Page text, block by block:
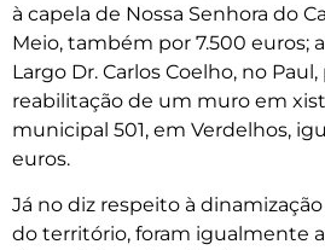
à capela de Nossa Senhora do
Meio, também por 7.500 euros;
Largo Dr. Carlos Coelho, no
reabilitação de um muro em
municipal 501, em Verdelhos,
euros.
Já no diz respeito à
do território, foram igualmente